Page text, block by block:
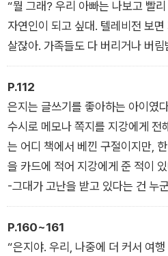
니퍼 리 하트라니! 엄마 이름에서
임 ‘리’ 하나뿐이었다.
“뭘 그래? 우리 아빠는 나보고 빨
자연인이 되고 싶대. 텔레비전 보
살잖아. 가족들도 다 버리거나 버
게 사는 게 뭐가 좋다고 그렇게 되
지기 싫어서 간 거 아냐?”
“그건 아닐 거야. 나도 처음엔 우리
무책임하게. 그런데 저번에 엄마
도 하나 얻으려면 더 열심히 일해
어.”
“미루는 게 책임일까? 중요한 건
엄마를 언제까지 기다려? 다 클 때
되기 싫어, 우리 아빠처럼. 영화 <
빵을 훔쳤다는 누명으로 19년간 감
P.112
은지는 글쓰기를 좋아하는 아이였
수시로 메모나 쪽지를 지강에게 전
는 어디 책에서 베낀 구절이지만,
을 카드에 적어 지강에게 준 적이
-그대가 고난을 받고 있다는 건 누
거다. 굳세게 저항하고 가던 길 가
“이건 무슨 뜻이야?”
“그냥 써봤어. 나도 명언을 만들어
P.160~161
“은지야. 우리, 나중에 더 커서 여